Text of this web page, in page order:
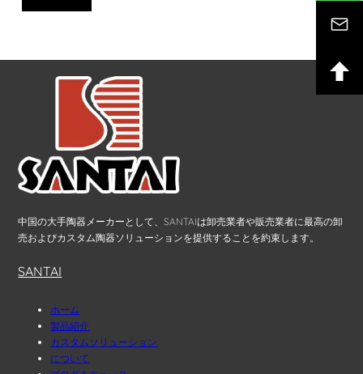
中国の大手陶器メーカーとして、SANTAIは卸売業者や販売業者に最高の卸
売およびカスタム陶器ソリューションを提供することを約束します。
SANTAI
ホーム
製品紹介
カスタムソリューション
について